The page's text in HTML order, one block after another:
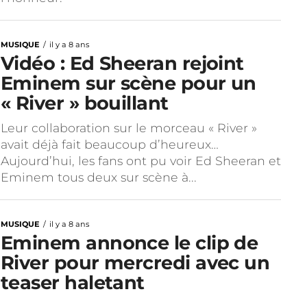
MUSIQUE il y a 8 ans
Vidéo : Ed Sheeran rejoint
Eminem sur scène pour un
« River » bouillant
Leur collaboration sur le morceau « River »
avait déjà fait beaucoup d’heureux…
Aujourd’hui, les fans ont pu voir Ed Sheeran et
Eminem tous deux sur scène à...
MUSIQUE il y a 8 ans
Eminem annonce le clip de
River pour mercredi avec un
teaser haletant